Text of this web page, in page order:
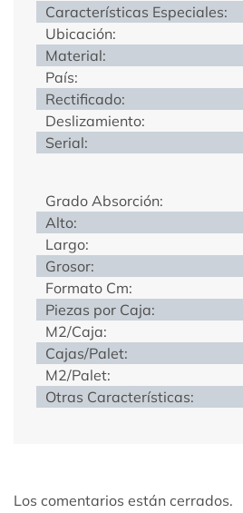
Características Especiales:
Ubicación:
Material:
País:
Rectificado:
Deslizamiento:
Serial:
Grado Absorción:
Alto:
Largo:
Grosor:
Formato Cm:
Piezas por Caja:
M2/Caja:
Cajas/Palet:
M2/Palet:
Otras Características:
Los comentarios están cerrados.